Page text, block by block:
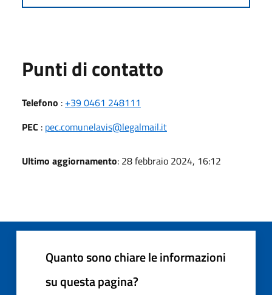
Punti di contatto
Telefono : +39 0461 248111
PEC : pec.comunelavis@legalmail.it
Ultimo aggiornamento: 28 febbraio 2024, 16:12
Quanto sono chiare le informazioni
su questa pagina?